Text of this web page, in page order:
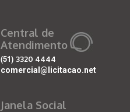
Central de
Atendimento
(51) 3320 4444
comercial@licitacao.net
Janela Social